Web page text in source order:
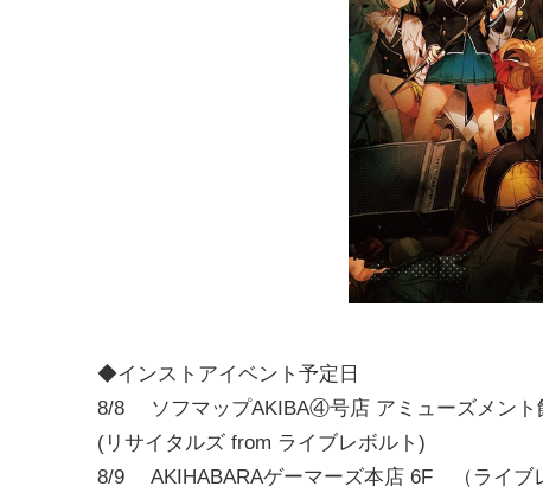
◆インストアイベント予定日
8/8 ソフマップAKIBA④号店 アミューズメント
(リサイタルズ from ライブレボルト)
8/9 AKIHABARAゲーマーズ本店 6F （ライブ